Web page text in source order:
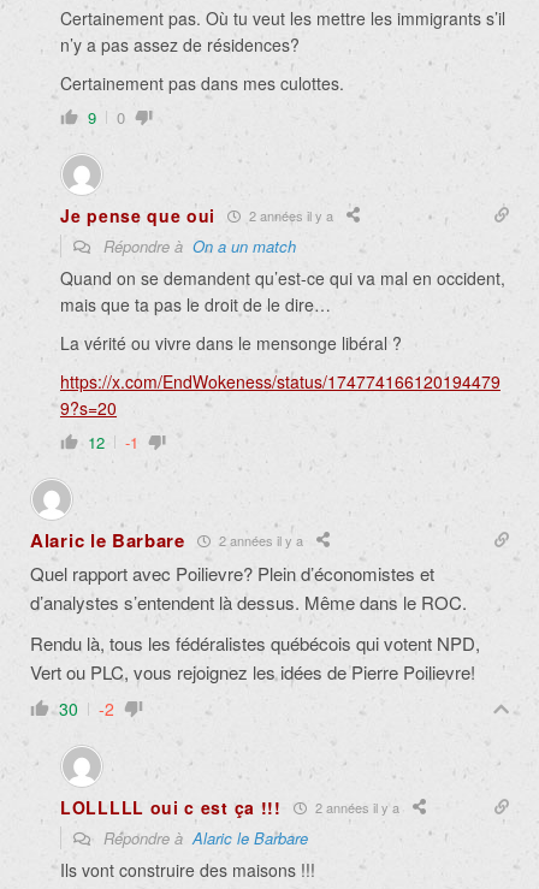
Certainement pas. Où tu veut les mettre les immigrants s’il
n’y a pas assez de résidences?
Certainement pas dans mes culottes.
9 0
Je pense que oui 2 années il y a
Répondre à On a un match
Quand on se demandent qu’est-ce qui va mal en occident,
mais que ta pas le droit de le dire…
La vérité ou vivre dans le mensonge libéral ?
https://x.com/EndWokeness/status/174774166120194479
9?s=20
12 -1
Alaric le Barbare 2 années il y a
Quel rapport avec Poilievre? Plein d’économistes et
d’analystes s’entendent là dessus. Même dans le ROC.
Rendu là, tous les fédéralistes québécois qui votent NPD,
Vert ou PLC, vous rejoignez les idées de Pierre Poilievre!
30 -2
LOLLLLL oui c est ça !!! 2 années il y a
Répondre àAlaric le Barbare
Ils vont construire des maisons !!!